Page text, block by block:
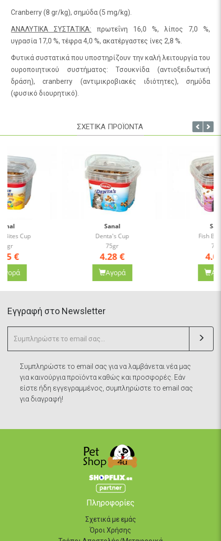
Cranberry (8 gr/kg), σημύδα (5 mg/kg).
ΑΝΑΛΥΤΙΚΑ ΣΥΣΤΑΤΙΚΑ:
πρωτεΐνη 16,0 %, λίπος 7,0 %,
υγρασία 17,0 %, τέφρα 4,0 %, ακατέργαστες ίνες 2,8 %.
Φυτικά συστατικά που υποστηρίζουν την καλή λειτουργία του
ουροποιητικού συστήματος: Τσουκνίδα (αντιοξειδωτική
δράση), cranberry (αντιμικροβιακές ιδιότητες), σημύδα
(φυσικό διουρητικό).
ΣΧΕΤΙΚΑ ΠΡΟΪΟΝΤΑ
Eγγραφή στο Newsletter
Συμπληρώστε το email σας για να λαμβάνεται νέα μας
για καινούργια προϊόντα καθώς και προσφορές. Εάν
είστε ήδη εγγεγραμμένος, συμπληρώστε το email σας
για διαγραφή!
Πληροφορίες
Σχετικά με εμάς
Όροι Χρήσης